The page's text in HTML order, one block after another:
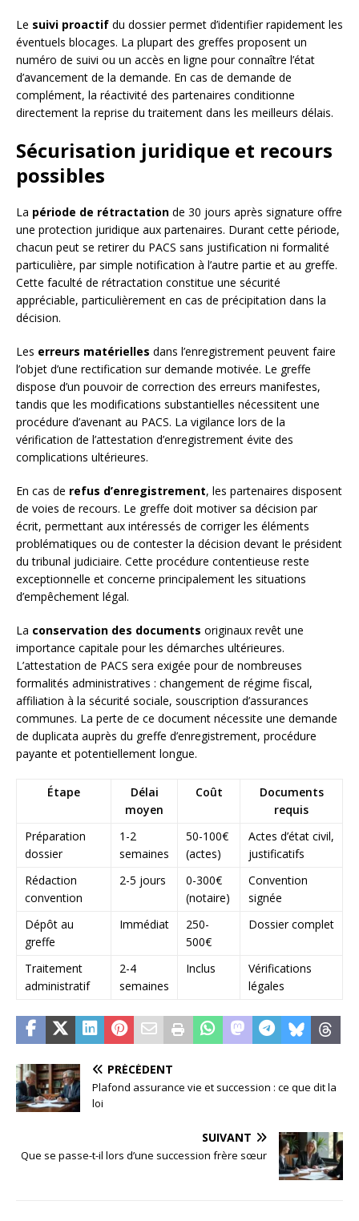
Le suivi proactif du dossier permet d’identifier rapidement les
éventuels blocages. La plupart des greffes proposent un
numéro de suivi ou un accès en ligne pour connaître l’état
d’avancement de la demande. En cas de demande de
complément, la réactivité des partenaires conditionne
directement la reprise du traitement dans les meilleurs délais.
Sécurisation juridique et recours
possibles
La période de rétractation de 30 jours après signature offre
une protection juridique aux partenaires. Durant cette période,
chacun peut se retirer du PACS sans justification ni formalité
particulière, par simple notification à l’autre partie et au greffe.
Cette faculté de rétractation constitue une sécurité
appréciable, particulièrement en cas de précipitation dans la
décision.
Les erreurs matérielles dans l’enregistrement peuvent faire
l’objet d’une rectification sur demande motivée. Le greffe
dispose d’un pouvoir de correction des erreurs manifestes,
tandis que les modifications substantielles nécessitent une
procédure d’avenant au PACS. La vigilance lors de la
vérification de l’attestation d’enregistrement évite des
complications ultérieures.
En cas de refus d’enregistrement, les partenaires disposent
de voies de recours. Le greffe doit motiver sa décision par
écrit, permettant aux intéressés de corriger les éléments
problématiques ou de contester la décision devant le président
du tribunal judiciaire. Cette procédure contentieuse reste
exceptionnelle et concerne principalement les situations
d’empêchement légal.
La conservation des documents originaux revêt une
importance capitale pour les démarches ultérieures.
L’attestation de PACS sera exigée pour de nombreuses
formalités administratives : changement de régime fiscal,
affiliation à la sécurité sociale, souscription d’assurances
communes. La perte de ce document nécessite une demande
de duplicata auprès du greffe d’enregistrement, procédure
payante et potentiellement longue.
Étape
Délai
moyen
Coût
Documents
requis
Préparation
dossier
1-2
semaines
50-100€
(actes)
Actes d’état civil,
justificatifs
Rédaction
convention
2-5 jours
0-300€
(notaire)
Convention
signée
Dépôt au
greffe
Immédiat
250-
500€
Dossier complet
Traitement
administratif
2-4
semaines
Inclus
Vérifications
légales
PRÉCÉDENT
Plafond assurance vie et succession : ce que dit la
loi
SUIVANT
Que se passe-t-il lors d’une succession frère sœur